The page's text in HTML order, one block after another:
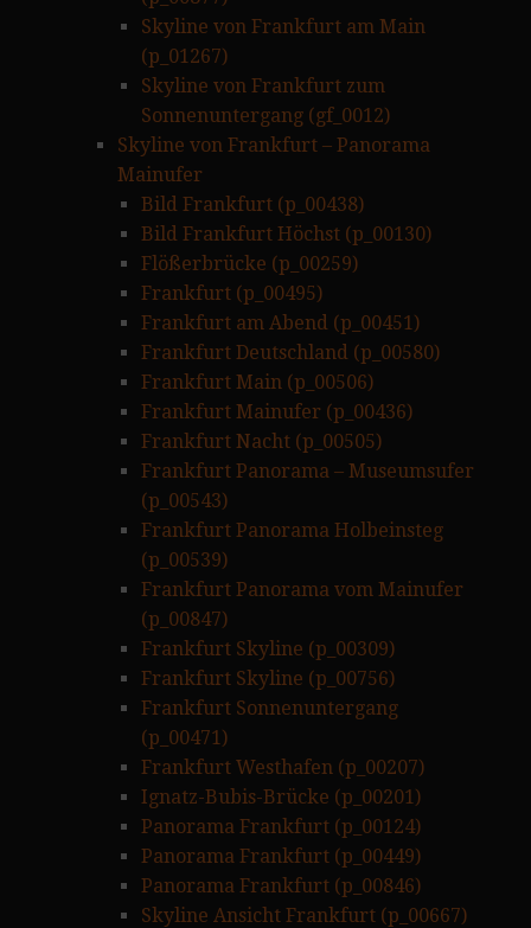
Skyline von Frankfurt am Main
(p_01267)
Skyline von Frankfurt zum
Sonnenuntergang (gf_0012)
Skyline von Frankfurt – Panorama
Mainufer
Bild Frankfurt (p_00438)
Bild Frankfurt Höchst (p_00130)
Flößerbrücke (p_00259)
Frankfurt (p_00495)
Frankfurt am Abend (p_00451)
Frankfurt Deutschland (p_00580)
Frankfurt Main (p_00506)
Frankfurt Mainufer (p_00436)
Frankfurt Nacht (p_00505)
Frankfurt Panorama – Museumsufer
(p_00543)
Frankfurt Panorama Holbeinsteg
(p_00539)
Frankfurt Panorama vom Mainufer
(p_00847)
Frankfurt Skyline (p_00309)
Frankfurt Skyline (p_00756)
Frankfurt Sonnenuntergang
(p_00471)
Frankfurt Westhafen (p_00207)
Ignatz-Bubis-Brücke (p_00201)
Panorama Frankfurt (p_00124)
Panorama Frankfurt (p_00449)
Panorama Frankfurt (p_00846)
Skyline Ansicht Frankfurt (p_00667)